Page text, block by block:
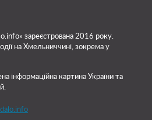
зареєстрована 2016 року.
на Хмельниччині, зокрема у
інформаційна картина України та